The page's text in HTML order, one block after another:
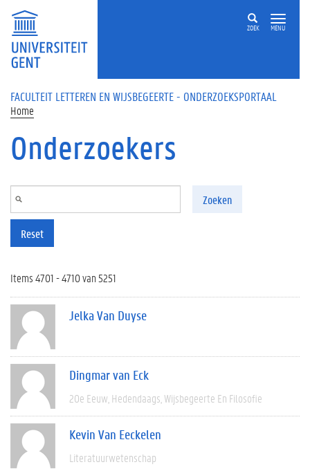
Overslaan en naar de inhoud gaan
ZOEK MENU
FACULTEIT LETTEREN EN WIJSBEGEERTE - ONDERZOEKSPORTAAL
Home
Onderzoekers
Zoeken
Reset
Items 4701 - 4710 van 5251
Jelka Van Duyse
Dingmar van Eck
20e Eeuw Hedendaags Wijsbegeerte En Filosofie
Kevin Van Eeckelen
Literatuurwetenschap